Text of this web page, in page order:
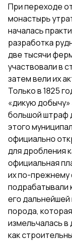
При переходе
монастырь
началась
разработка
две тысячи
участвовали в
затем вели их
Только в 1825
«дикую добычу»
большой штраф
этого
официально
для дробления
официальная
их по-
подрабатывали
его
порода,
измельчалась в
как